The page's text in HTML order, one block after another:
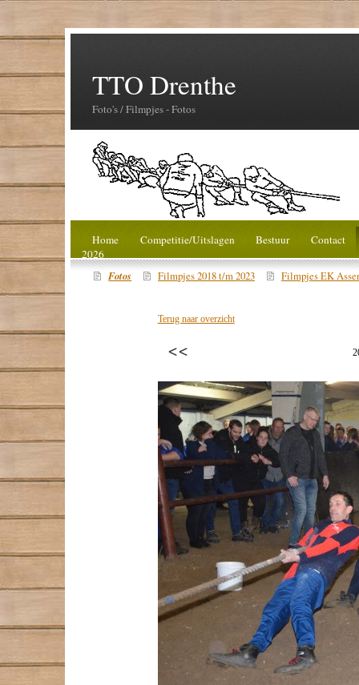
TTO Drenthe
Foto's / Filmpjes - Fotos
Home Competitie/Uitslagen Bestuur
Contact
2026
Fotos
Filmpjes 2018 t/m 2023 Filmpjes EK
Terug naar overzicht